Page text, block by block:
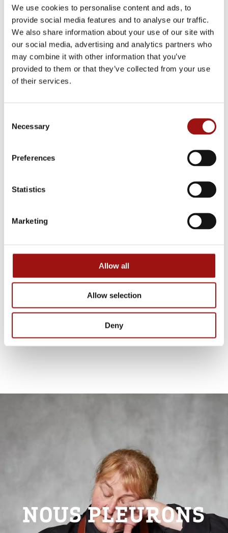
We use cookies to personalise content and ads, to
provide social media features and to analyse our traffic.
We also share information about your use of our site with
our social media, advertising and analytics partners who
may combine it with other information that you’ve
provided to them or that they’ve collected from your use
of their services.
Selection
Necessary
Preferences
Statistics
Marketing
Allow all
Allow selection
Deny
REFROIDISSEURS D'OIGNONS
Spécifiquement pour les oignons tranchés
NOUS PLEURONS